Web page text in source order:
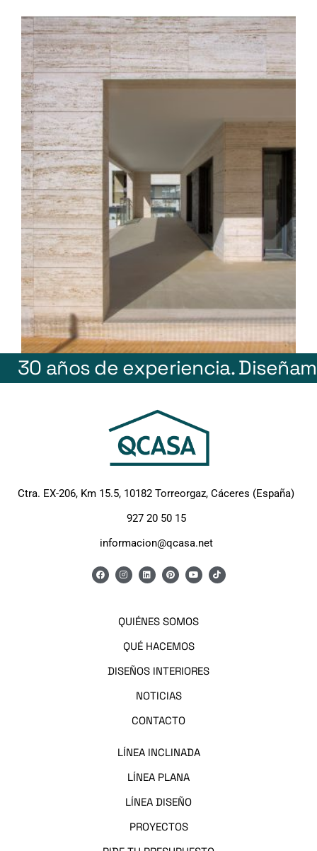
30 años de experiencia.
Ctra. EX-206, Km 15.5, 10182 Torreorgaz, Cáceres (España)
927 20 50 15
informacion@qcasa.net
QUIÉNES SOMOS
QUÉ HACEMOS
DISEÑOS INTERIORES
NOTICIAS
CONTACTO
LÍNEA INCLINADA
LÍNEA PLANA
LÍNEA DISEÑO
PROYECTOS